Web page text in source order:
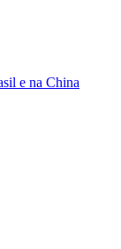
e na China